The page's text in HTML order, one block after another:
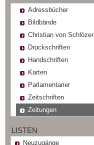
Adressbücher
Bildbände
Christian von Schlözer
Druckschriften
Handschriften
Karten
Parlamentarier
Zeitschriften
Zeitungen
LISTEN
Neuzugänge